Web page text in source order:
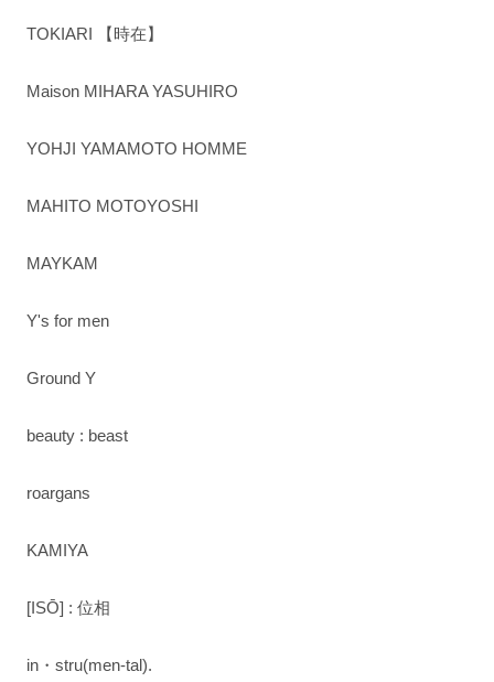
TOKIARI 【時在】
Maison MIHARA YASUHIRO
YOHJI YAMAMOTO HOMME
MAHITO MOTOYOSHI
MAYKAM
Y's for men
Ground Y
beauty : beast
roargans
KAMIYA
[ISŌ] : 位相
in・stru(men-tal).